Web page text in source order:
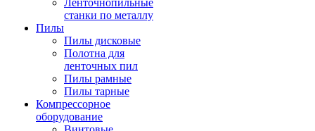
Ленточнопильные
станки по металлу
Пилы
Пилы дисковые
Полотна для
ленточных пил
Пилы рамные
Пилы тарные
Компрессорное
оборудование